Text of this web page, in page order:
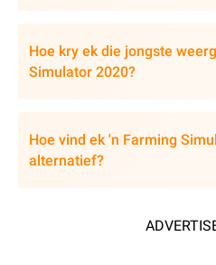
Hoe kry ek die jongste
Simulator 2020?
Hoe vind ek 'n Farming
alternatief?